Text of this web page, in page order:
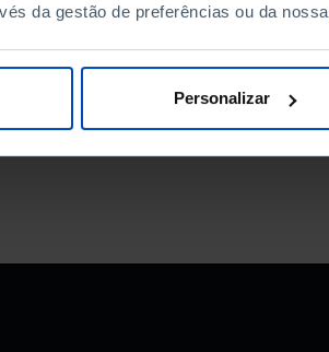
da gestão de preferências ou da nossa
Personalizar
DATA DE FIM